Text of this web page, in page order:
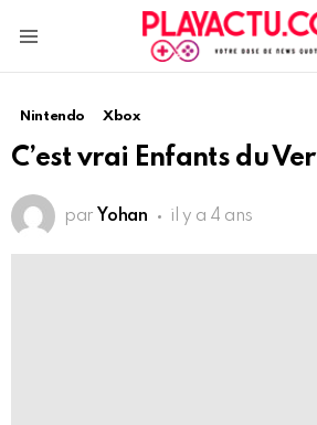
Nintendo Xbox
C’est vrai Enfants du Ver
par Yohan il y a 4 ans